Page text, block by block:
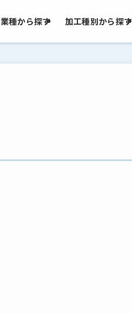
業種から探す 加工種別から探す